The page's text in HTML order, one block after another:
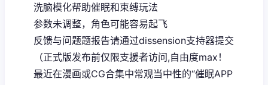
洗脑模化帮助催眠和束缚玩法
参数未调整，角色可能容易起飞
反馈与问题题报告请通过dissension支持器提交
（正式版发布前仅限支援者访问,自由度max！
最近在漫画或CG合集中常观当中性的“催眠APP